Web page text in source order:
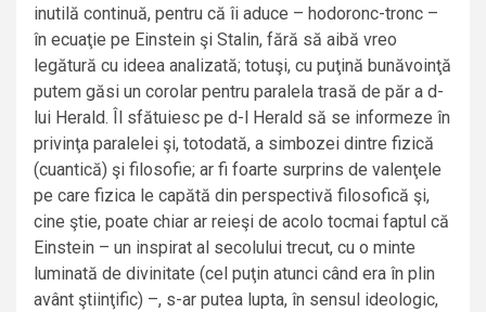
inutilă continuă, pentru că îi aduce – hodoronc-tronc –
în ecuaţie pe Einstein şi Stalin, fără să aibă vreo
legătură cu ideea analizată; totuşi, cu puţină bunăvoinţă
putem găsi un corolar pentru paralela trasă de păr a d-
lui Herald. Îl sfătuiesc pe d-l Herald să se informeze în
privinţa paralelei şi, totodată, a simbozei dintre fizică
(cuantică) şi filosofie; ar fi foarte surprins de valenţele
pe care fizica le capătă din perspectivă filosofică şi,
cine ştie, poate chiar ar reieşi de acolo tocmai faptul că
Einstein – un inspirat al secolului trecut, cu o minte
luminată de divinitate (cel puţin atunci când era în plin
avânt ştiinţific) –, s-ar putea lupta, în sensul ideologic,